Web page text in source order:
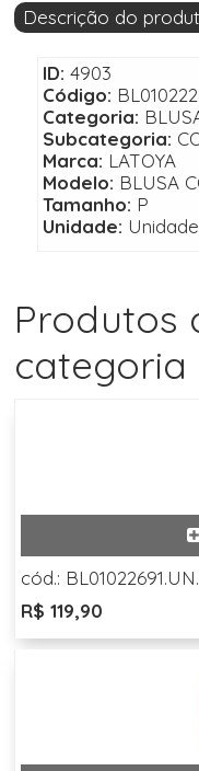
Descrição do
ID: 4903
Código:
Categoria:
Subcategoria:
Marca: LATOYA
Modelo: BLUSA
Tamanho: P
Unidade:
Produtos
categoria
cód.:
R$ 119,90